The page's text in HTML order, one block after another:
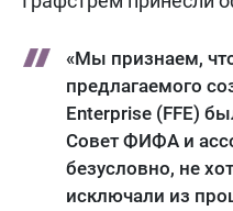
«Мы признаем,
предлагаемого
Enterprise (FFE)
Совет ФИФА и
безусловно, не
исключали из